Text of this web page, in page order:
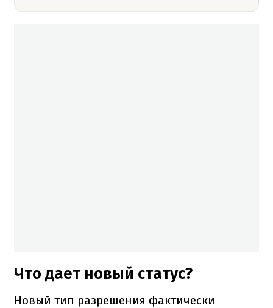
Что дает новый статус?
Новый тип разрешения фактически